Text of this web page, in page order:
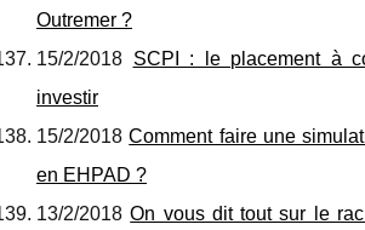
Outremer ?
15/2/2018 SCPI : le placement à
investir
15/2/2018Comment faire une
en EHPAD ?
13/2/2018On vous dit tout sur le